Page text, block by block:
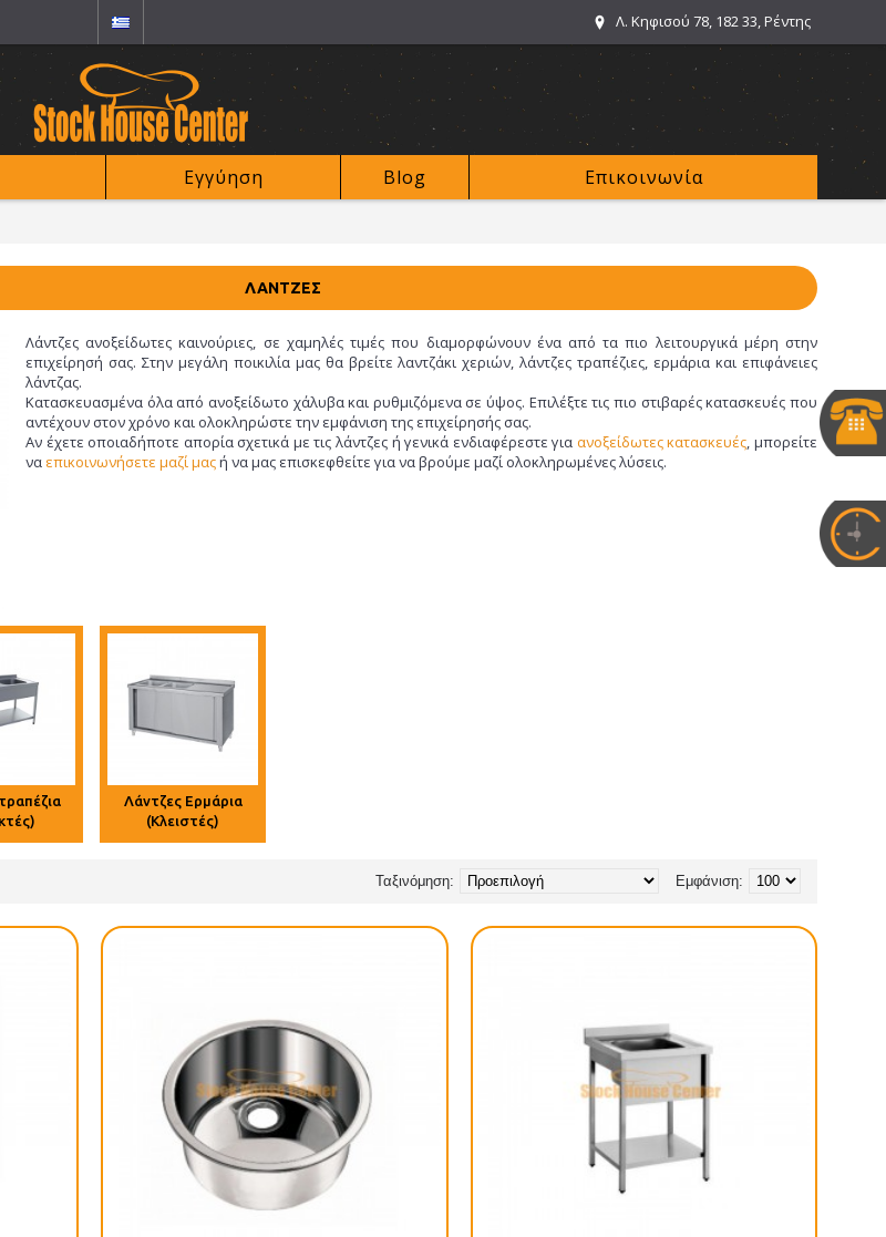
Λ. Κηφισού 78, 182 33, Ρέντης
Εγγύηση Blog Επικοινωνία
ΛΆΝΤΖΕΣ
Λάντζες ανοξείδωτες καινούριες, σε χαμηλές τιμές που διαμορφώνουν ένα από τα πιο λειτουργικά μέρη στην
επιχείρησή σας. Στην μεγάλη ποικιλία μας θα βρείτε λαντζάκι χεριών, λάντζες τραπέζιες, ερμάρια και επιφάνειες
λάντζας.
Κατασκευασμένα όλα από ανοξείδωτο χάλυβα και ρυθμιζόμενα σε ύψος. Επιλέξτε τις πιο στιβαρές κατασκευές που
αντέχουν στον χρόνο και ολοκληρώστε την εμφάνιση της επιχείρησής σας.
Αν έχετε οποιαδήποτε απορία σχετικά με τις λάντζες ή γενικά ενδιαφέρεστε για ανοξείδωτες κατασκευές, μπορείτε
να επικοινωνήσετε μαζί μαςή να μας επισκεφθείτε για να βρούμε μαζί ολοκληρωμένες λύσεις.
Λάντζες Ερμάρια
(Κλειστές)
Εμφάνιση:
Ταξινόμηση: